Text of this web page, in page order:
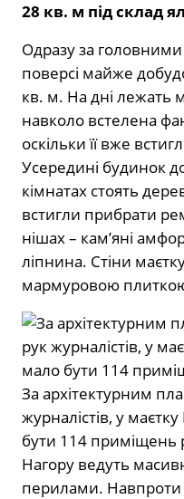
28 кв. м під склад
Одразу за
поверсі майже
кв. м. На дні лежать
навколо встелена
оскільки її вже
Усередині будинок
кімнатах стоять
встигли прибрати
нішах – камʼяні
ліпнина. Стіни
мармуровою
За архітектурним
журналістів, у
бути 114 приміщень
Нагору ведуть
перилами. Навпроти